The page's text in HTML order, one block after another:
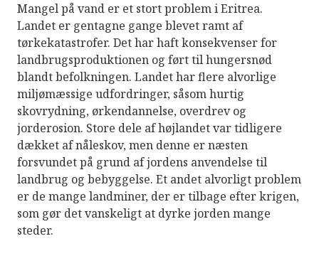
Mangel på vand er et stort problem i Eritrea.
Landet er gentagne gange blevet ramt af
tørkekatastrofer. Det har haft konsekvenser for
landbrugsproduktionen og ført til hungersnød
blandt befolkningen. Landet har flere alvorlige
miljømæssige udfordringer, såsom hurtig
skovrydning, ørkendannelse, overdrev og
jorderosion. Store dele af højlandet var tidligere
dækket af nåleskov, men denne er næsten
forsvundet på grund af jordens anvendelse til
landbrug og bebyggelse. Et andet alvorligt problem
er de mange landminer, der er tilbage efter krigen,
som gør det vanskeligt at dyrke jorden mange
steder.